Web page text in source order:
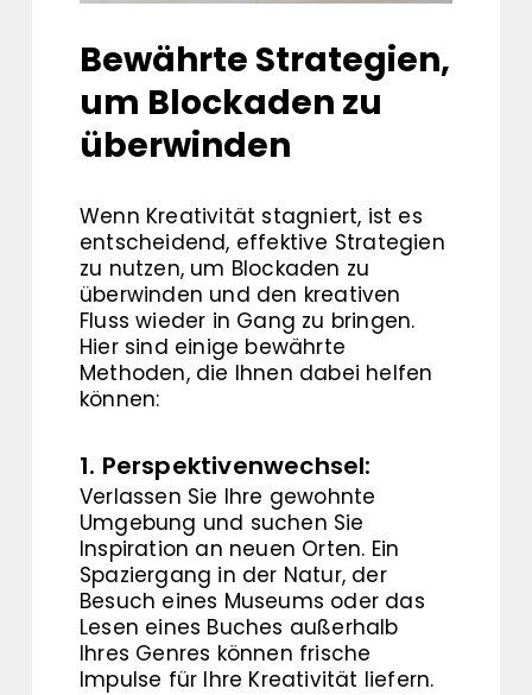
Bewährte Strategien,
um Blockaden zu
überwinden
Wenn Kreativität stagniert, ist es
entscheidend, effektive Strategien
zu nutzen, um Blockaden zu
überwinden und den kreativen
Fluss wieder in Gang zu bringen.
Hier sind einige bewährte
Methoden, die Ihnen dabei helfen
können:
1. Perspektivenwechsel:
Verlassen Sie Ihre gewohnte
Umgebung und suchen Sie
Inspiration an neuen Orten. Ein
Spaziergang in der Natur, der
Besuch eines Museums oder das
Lesen eines Buches außerhalb
Ihres Genres können frische
Impulse für Ihre Kreativität liefern.